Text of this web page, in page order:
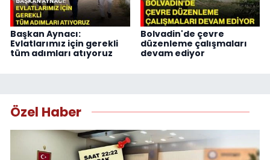
Başkan Aynacı:
Evlatlarımız için gerekli
tüm adımları atıyoruz
Bolvadin'de çevre
düzenleme çalışmaları
devam ediyor
Özel Haber